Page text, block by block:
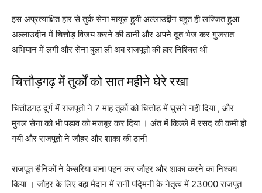
इस अप्रत्याक्षित हार से तुर्क सेना मायूस हुयी अल्लाउद्दीन बहुत ही लज्जित हुआ
अल्लाउदीन में चित्तोड़ विजय करने की ठानी और अपने दूत भेज कर गुजरात
अभियान में लगी और सेना बुला ली अब राजपूतो की हार निश्चित थी
चित्तौड़गढ़ में तुर्कों को सात महीने घेरे रखा
चित्तौड़गढ़ दुर्ग में राजपूतो ने 7 माह तुर्को को चित्तोड़ में घुसने नही दिया , और
मुगल सेना को भी पड़ाव को मजबूर कर दिया । अंत में किल्ले में रसद की कमी हो
गयी और राजपूतो ने जौहर और शाका की ठानी
राजपूत सैनिकों ने केसरिया बाना पहन कर जौहर और शाका करने का निश्चय
किया । जौहर के लिए वहा मैदान में रानी पद्मिनी के नेतृत्व में 23000 राजपूत